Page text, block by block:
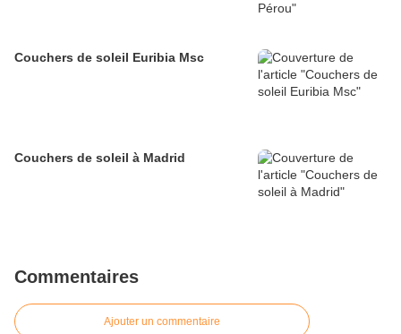
Couchers de soleil Euribia Msc
Couchers de soleil à Madrid
Commentaires
Ajouter un commentaire